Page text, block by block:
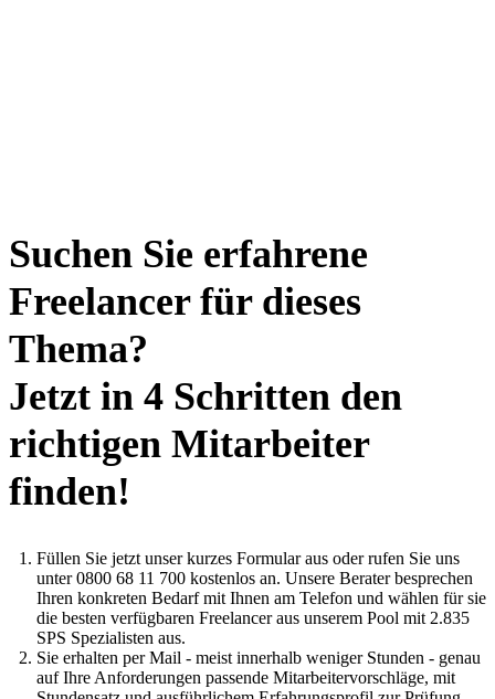
Suchen Sie erfahrene
Freelancer für dieses
Thema?
Jetzt in 4 Schritten den
richtigen Mitarbeiter
finden!
Füllen Sie jetzt unser kurzes Formular aus oder rufen Sie uns
unter 0800 68 11 700 kostenlos an. Unsere Berater besprechen
Ihren konkreten Bedarf mit Ihnen am Telefon und wählen für sie
die besten verfügbaren Freelancer aus unserem Pool mit 2.835
SPS Spezialisten aus.
Sie erhalten per Mail - meist innerhalb weniger Stunden - genau
auf Ihre Anforderungen passende Mitarbeitervorschläge, mit